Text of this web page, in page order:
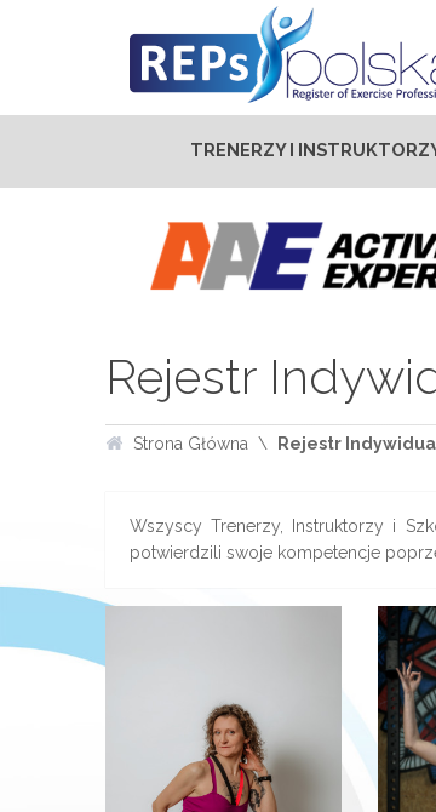
TRENERZY I
Rejestr
Strona Główna Rejestr
Wszyscy Trenerzy, Instruktorzy i
potwierdzili swoje kompetencje